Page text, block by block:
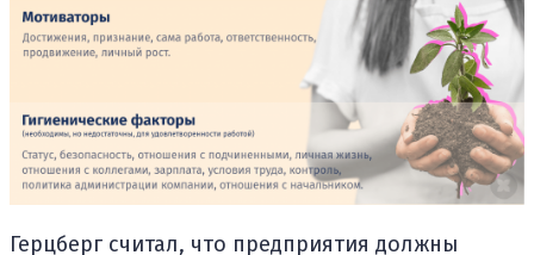
Герцберг считал, что предприятия должны